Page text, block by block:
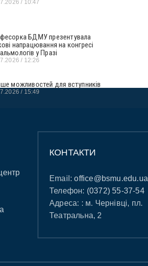
10:47
БДМУ презентувала
напрацювання на конгресі
у Празі
12:26
можливостей для вступників
15:49
КОНТАКТИ
Email:office@bsmu.edu.ua
Телефон: (0372) 55-37-54
Адреса: : м. Чернівці, пл.
Театральна, 2